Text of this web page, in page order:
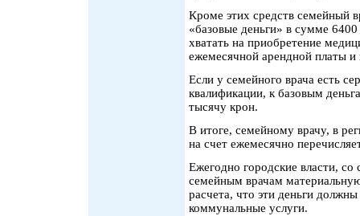
Кроме этих средств семейный
«базовые деньги» в сумме
хватать на приобретение
ежемесячной арендной платы
Если у семейного врача есть
квалификации, к базовым
тысячу крон.
В итоге, семейному врачу, в
на счет ежемесячно
Ежегодно городские власти,
семейным врачам
расчета, что эти деньги
коммунальные услуги.